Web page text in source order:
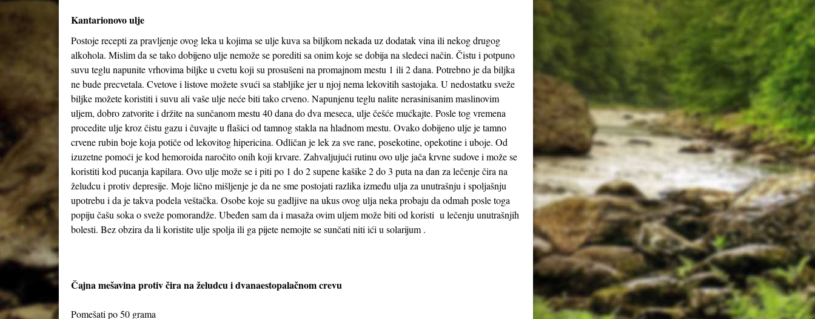
Kantarionovo ulje
Postoje recepti za pravljenje ovog leka u kojima se ulje kuva sa biljkom nekada uz dodatak vina ili nekog drugog
alkohola. Mislim da se tako dobijeno ulje nemože se porediti sa onim koje se dobija na sledeci način. Čistu i potpuno
suvu teglu napunite vrhovima biljke u cvetu koji su prosušeni na promajnom mestu 1 ili 2 dana. Potrebno je da biljka
ne bude precvetala. Cvetove i listove možete svući sa stabljike jer u njoj nema lekovitih sastojaka. U nedostatku sveže
biljke možete koristiti i suvu ali vaše ulje neće biti tako crveno. Napunjenu teglu nalite nerasinisanim maslinovim
uljem, dobro zatvorite i držite na sunčanom mestu 40 dana do dva meseca, ulje češće mućkajte. Posle tog vremena
procedite ulje kroz čistu gazu i čuvajte u flašici od tamnog stakla na hladnom mestu. Ovako dobijeno ulje je tamno
crvene rubin boje koja potiče od lekovitog hipericina. Odličan je lek za sve rane, posekotine, opekotine i uboje. Od
izuzetne pomoći je kod hemoroida naročito onih koji krvare. Zahvaljujući rutinu ovo ulje jača krvne sudove i može se
koristiti kod pucanja kapilara. Ovo ulje može se i piti po 1 do 2 supene kašike 2 do 3 puta na dan za lečenje čira na
želudcu i protiv depresije. Moje lično mišljenje je da ne sme postojati razlika između ulja za unutrašnju i spoljašnju
upotrebu i da je takva podela veštačka. Osobe koje su gadljive na ukus ovog ulja neka probaju da odmah posle toga
popiju čašu soka o sveže pomorandže. Ubeđen sam da i masaža ovim uljem može biti od koristi u lečenju unutrašnjih
bolesti. Bez obzira da li koristite ulje spolja ili ga pijete nemojte se sunčati niti ići u solarijum .
Čajna mešavina protiv čira na želudcu i dvanaestopalačnom crevu
Pomešati po 50 grama